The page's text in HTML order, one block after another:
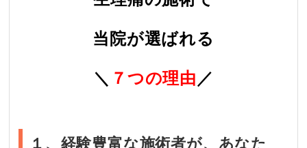
当院が選ばれる
＼ ７つの理由 ／
１、経験豊富な施術者が、あなた